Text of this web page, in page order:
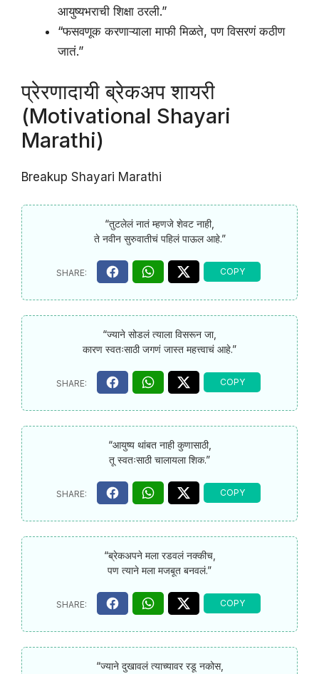
आयुष्यभराची शिक्षा ठरली.”
“फसवणूक करणाऱ्याला माफी मिळते, पण विसरणं कठीण
जातं.”
प्रेरणादायी ब्रेकअप शायरी
(Motivational Shayari
Marathi)
Breakup Shayari Marathi
“तुटलेलं नातं म्हणजे शेवट नाही,
ते नवीन सुरुवातीचं पहिलं पाऊल आहे.”
“ज्याने सोडलं त्याला विसरून जा,
कारण स्वतःसाठी जगणं जास्त महत्त्वाचं आहे.”
“आयुष्य थांबत नाही कुणासाठी,
तू स्वतःसाठी चालायला शिक.”
“ब्रेकअपने मला रडवलं नक्कीच,
पण त्याने मला मजबूत बनवलं.”
“ज्याने दुखावलं त्याच्यावर रडू नकोस,